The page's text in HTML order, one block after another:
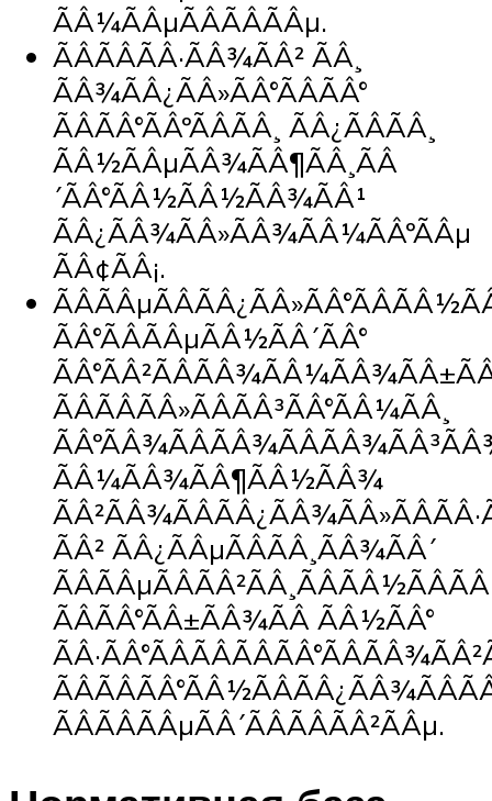
ÃÂ¼ÃÂµÃÂÃÂÃÂµ.
ÃÂÃÂÃÂ·ÃÂ¾ÃÂ² ÃÂ¸
ÃÂ¾ÃÂ¿ÃÂ»ÃÂ°ÃÂÃÂ°
ÃÂÃÂ°ÃÂºÃÂÃÂ¸ ÃÂ¿ÃÂÃÂ¸
ÃÂ½ÃÂµÃÂ¾ÃÂ¶ÃÂ¸ÃÂ
´ÃÂ°ÃÂ½ÃÂ½ÃÂ¾ÃÂ¹
ÃÂ¿ÃÂ¾ÃÂ»ÃÂ¾ÃÂ¼ÃÂºÃÂµ
ÃÂ¢ÃÂ¡.
ÃÂ°ÃÂÃÂµÃÂ½ÃÂ´ÃÂ°
ÃÂÃÂÃÂ»ÃÂÃÂ³ÃÂ°ÃÂ¼ÃÂ¸
ÃÂ¼ÃÂ¾ÃÂ¶ÃÂ½ÃÂ¾
ÃÂ² ÃÂ¿ÃÂµÃÂÃÂ¸ÃÂ¾ÃÂ´
ÃÂÃÂµÃÂÃÂ²ÃÂ¸ÃÂÃÂ½ÃÂÃÂ
ÃÂÃÂ°ÃÂ±ÃÂ¾ÃÂ ÃÂ½ÃÂ°
ÃÂÃÂÃÂµÃÂ´ÃÂÃÂÃÂ²ÃÂµ.